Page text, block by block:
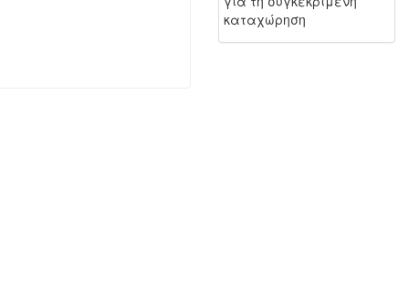
καταχώρηση